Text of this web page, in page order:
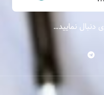
دنبال نمایید…